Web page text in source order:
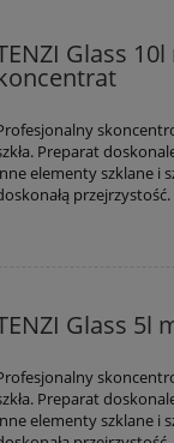
Glass
Preparat
elementy szklane i
przejrzystość.
Glass 5l
Preparat
elementy szklane i